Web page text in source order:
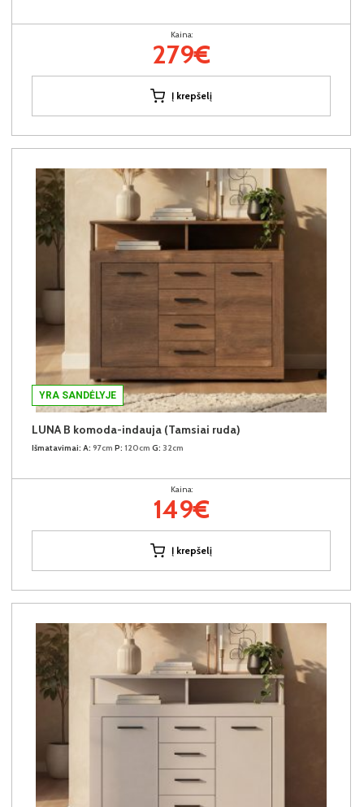
Kaina:
279€
Į krepšelį
YRA SANDĖLYJE
LUNA B komoda-indauja (Tamsiai ruda)
Išmatavimai: A: 97cm P: 120cm G: 32cm
Kaina:
149€
Į krepšelį